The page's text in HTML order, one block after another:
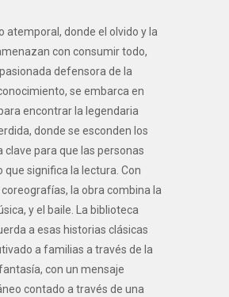
atemporal, donde el olvido y la
con consumir todo,
defensora de la
se embarca en
encontrar la legendaria
donde se esconden los
clave para que las personas
que significa la lectura. Con
la obra combina la
y el baile. La biblioteca
a esas historias clásicas
a familias a través de la
con un mensaje
contado a través de una